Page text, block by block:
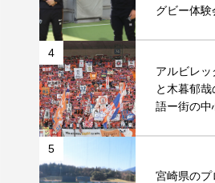
グビー体験
4
アルビレ
と木暮郁哉
語ー街の中
5
宮崎県のプ